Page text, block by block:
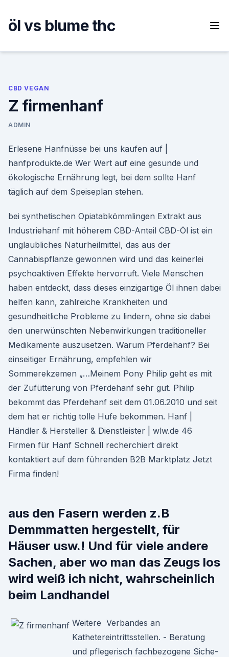
content
öl vs blume thc
CBD VEGAN
Z firmenhanf
ADMIN
Erlesene Hanfnüsse bei uns kaufen auf |
hanfprodukte.de Wer Wert auf eine gesunde und
ökologische Ernährung legt, bei dem sollte Hanf
täglich auf dem Speiseplan stehen.
bei synthetischen Opiatabkömmlingen Extrakt aus
Industriehanf mit höherem CBD-Anteil CBD-Öl ist ein
unglaubliches Naturheilmittel, das aus der
Cannabispflanze gewonnen wird und das keinerlei
psychoaktiven Effekte hervorruft. Viele Menschen
haben entdeckt, dass dieses einzigartige Öl ihnen dabei
helfen kann, zahlreiche Krankheiten und
gesundheitliche Probleme zu lindern, ohne sie dabei
den unerwünschten Nebenwirkungen traditioneller
Medikamente auszusetzen. Warum Pferdehanf? Bei
einseitiger Ernährung, empfehlen wir
Sommerekzemen „…Meinem Pony Philip geht es mit
der Zufütterung von Pferdehanf sehr gut. Philip
bekommt das Pferdehanf seit dem 01.06.2010 und seit
dem hat er richtig tolle Hufe bekommen. Hanf |
Händler & Hersteller & Dienstleister | wlw.de 46
Firmen für Hanf Schnell recherchiert direkt
kontaktiert auf dem führenden B2B Marktplatz Jetzt
Firma finden!
aus den Fasern werden z.B
Demmmatten hergestellt, für
Häuser usw.! Und für viele andere
Sachen, aber wo man das Zeugs los
wird weiß ich nicht, wahrscheinlich
beim Landhandel
Weitere Verbandes an
Kathetereintrittsstellen. - Beratung
und pflegerisch fachbezogene Siche-